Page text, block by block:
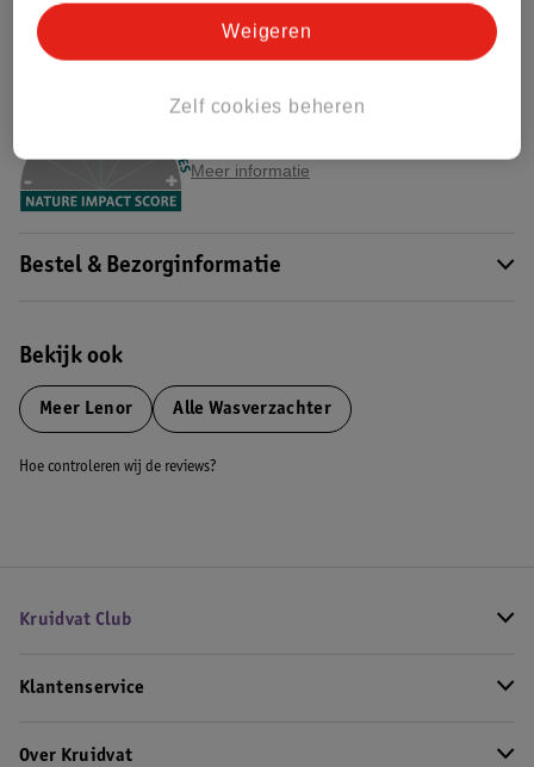
Etiketinformatie
Meer informatie
Bestel & Bezorginformatie
Bekijk ook
Meer Lenor Alle Wasverzachter
Hoe controleren wij de reviews?
Kruidvat Club
Klantenservice
Over Kruidvat
Zelf cookies beheren
Weigeren